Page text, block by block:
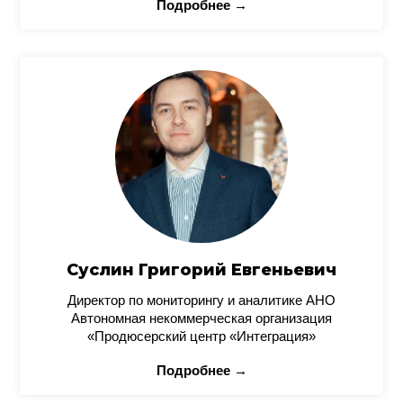
Подробнее →
Суслин Григорий Евгеньевич
Директор по мониторингу и аналитике АНО
Автономная некоммерческая организация
«Продюсерский центр «Интеграция»
Подробнее →